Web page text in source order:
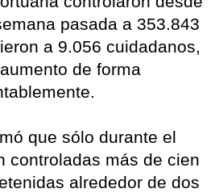
pasada a 353.843
a 9.056 cuidadanos,
de forma
que sólo durante el
controladas más de cien
alrededor de dos